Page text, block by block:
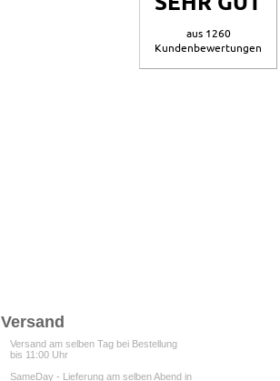
aus 1260
Kundenbewertungen
Versand
Versand am selben Tag bei Bestellung
bis 11:00 Uhr
SameDay - Lieferung am selben Abend in